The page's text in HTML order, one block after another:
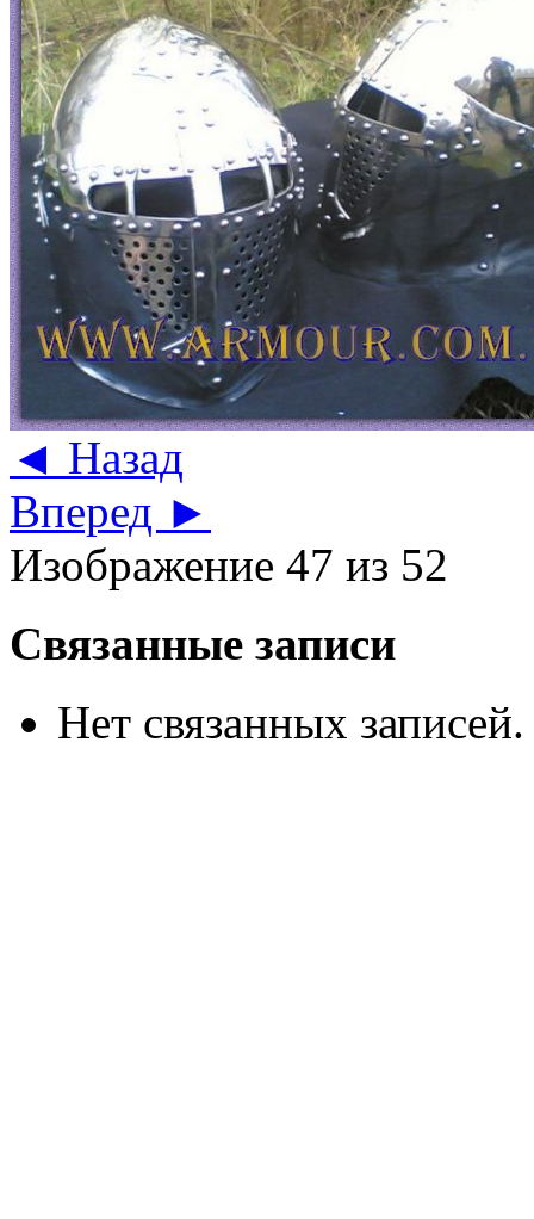
◄ Назад
Вперед ►
Изображение 47 из 52
Связанные записи
Нет связанных записей.